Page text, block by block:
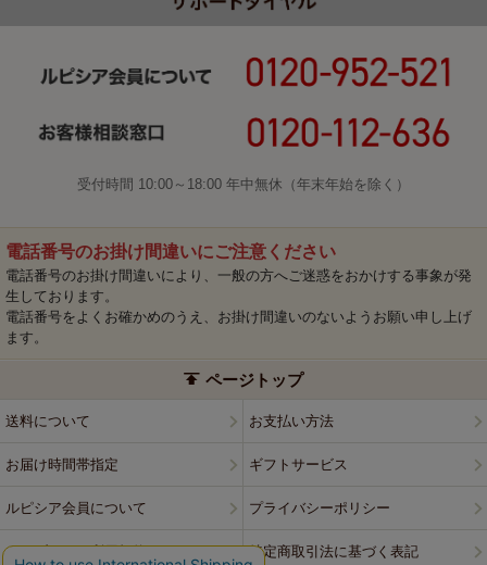
受付時間 10:00～18:00 年中無休（年末年始を除く）
電話番号のお掛け間違いにご注意ください
電話番号のお掛け間違いにより、一般の方へご迷惑をおかけする事象が発
生しております。
電話番号をよくお確かめのうえ、お掛け間違いのないようお願い申し上げ
ます。
ページトップ
送料について お支払い方法
お届け時間帯指定 ギフトサービス
ルピシア会員について プライバシーポリシー
ウェブサイト利用規約 特定商取引法に基づく表記